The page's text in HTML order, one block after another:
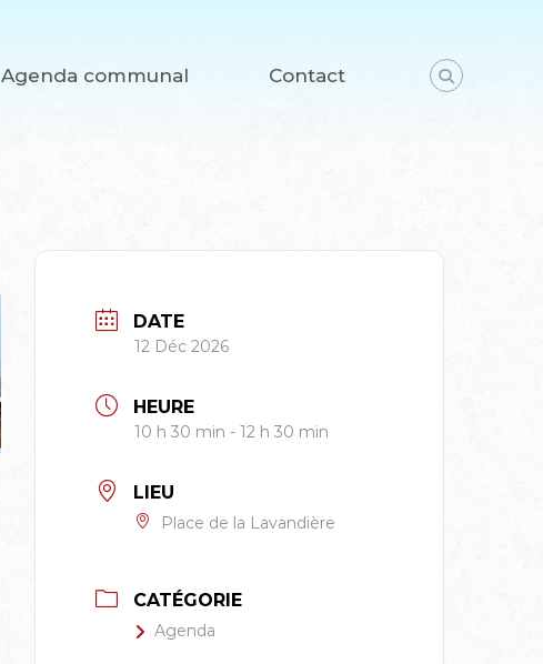
Agenda communal Contact
DATE
12 Déc 2026
HEURE
10 h 30 min - 12 h 30 min
LIEU
Place de la Lavandière
CATÉGORIE
Agenda